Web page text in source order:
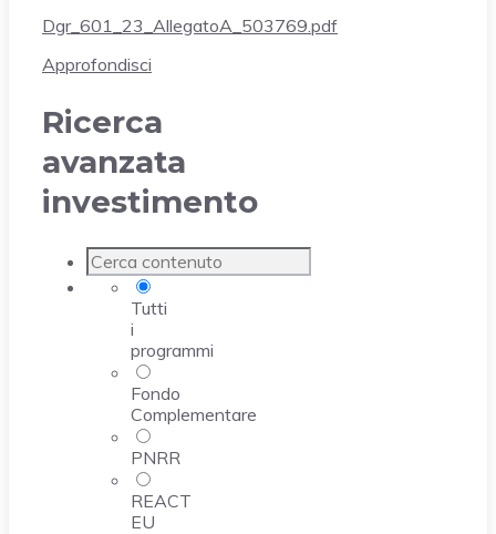
Dgr_601_23_AllegatoA_503769.pdf
Approfondisci
Ricerca
avanzata
investimento
Tutti
i
programmi
Fondo
Complementare
PNRR
REACT
EU